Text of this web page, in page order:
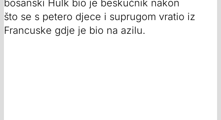
bosanski Hulk bio je beskućnik nakon
što se s petero djece i suprugom vratio iz
Francuske gdje je bio na azilu.